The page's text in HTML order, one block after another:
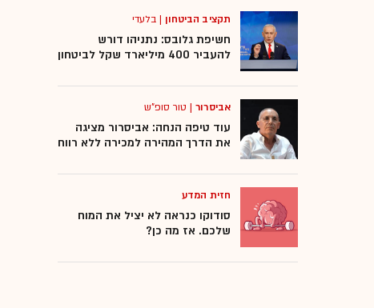
תקציב הביטחון |בלעדי
חשיפת גלובס: נתניהו דורש
להעביר 400 מיליארד שקל לביטחון
אביסרור| טור סופ"ש
עוד טיפה הנחה: אביסרור מציגה
את הדרך המהירה למכירה ללא רווח
חזית המדע
סודוקו כנראה לא יציל את המוח
שלכם. אז מה כן?